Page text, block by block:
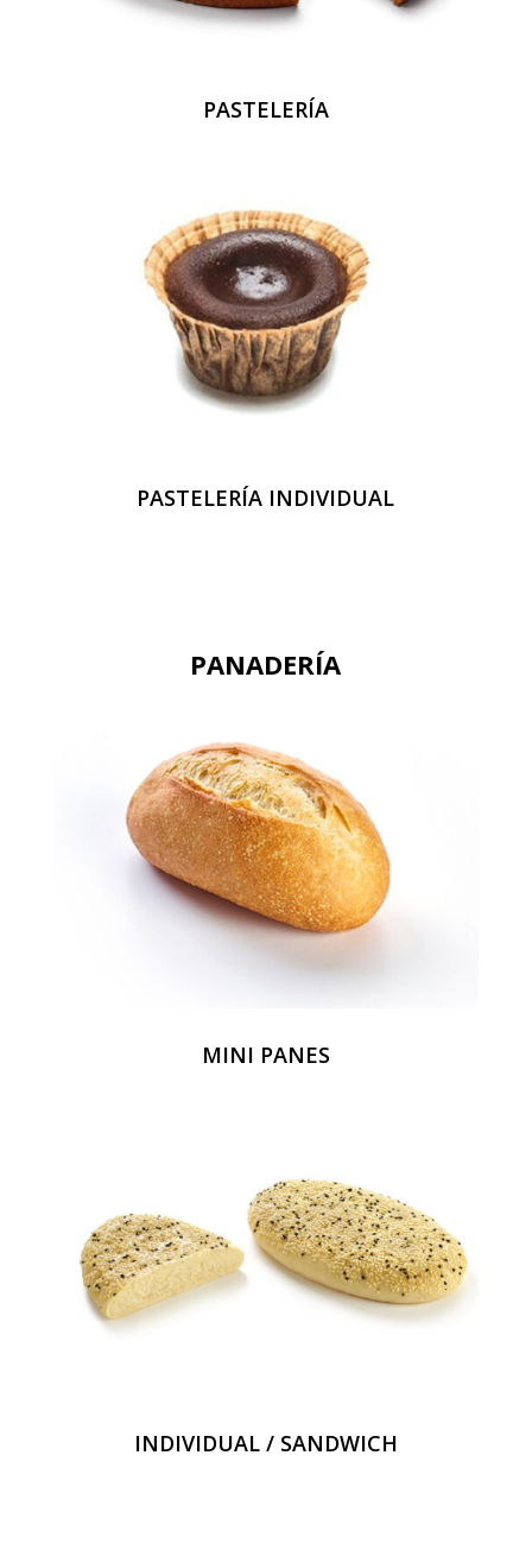
PASTELERÍA
PASTELERÍA INDIVIDUAL
PANADERÍA
MINI PANES
INDIVIDUAL / SANDWICH